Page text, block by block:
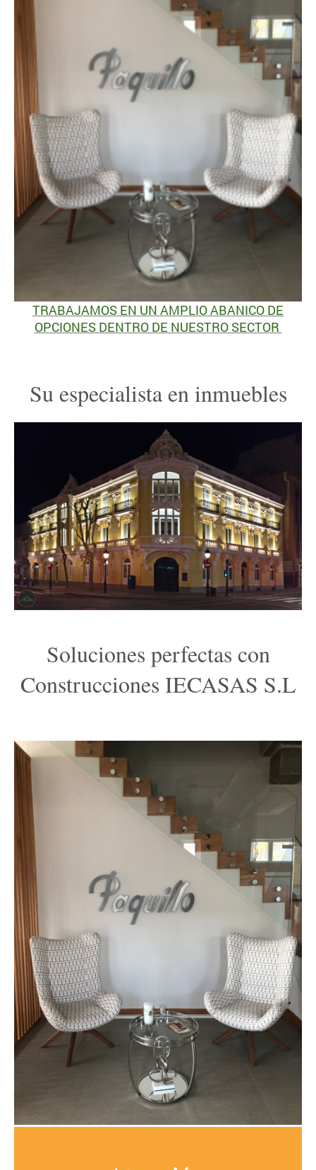
TRABAJAMOS EN UN AMPLIO ABANICO DE
OPCIONES DENTRO DE NUESTRO SECTOR
Su especialista en inmuebles
Soluciones perfectas con
Construcciones IECASAS S.L